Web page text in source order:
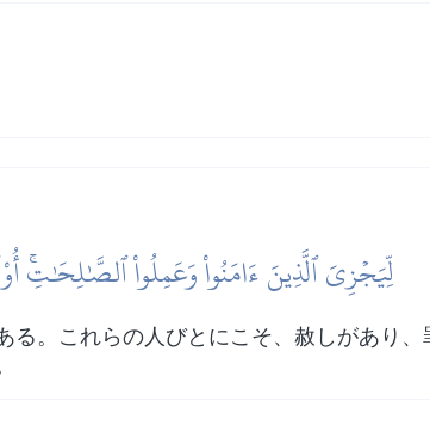
لِّيَجۡزِيَ ٱلَّذِينَ ءَامَنُواْ وَعَمِلُواْ ٱلصَّٰلِحَٰتِۚ
。これらの人びとにこそ、赦しがあり